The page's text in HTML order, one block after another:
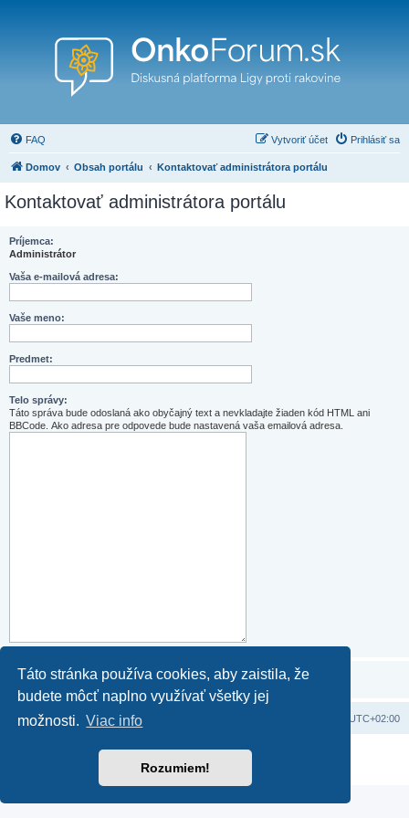
Táto stránka používa cookies, aby zaistila, že
budete môcť naplno využívať všetky jej
možnosti. Viac info
Rozumiem!
FAQ Prihlásiť sa
Vytvoriť účet
Domov Obsah portálu Kontaktovať administrátora portálu
Kontaktovať administrátora portálu
Príjemca:
Administrátor
Vaša e-mailová adresa:
Vaše meno:
Predmet:
Telo správy:
Táto správa bude odoslaná ako obyčajný text a nevkladajte žiaden kód HTML ani
BBCode. Ako adresa pre odpovede bude nastavená vaša emailová adresa.
Domov Obsah portálu UTC+02:00
Založené naphpBB® Forum Software © phpBB Limited
Súkromie|Podmienky